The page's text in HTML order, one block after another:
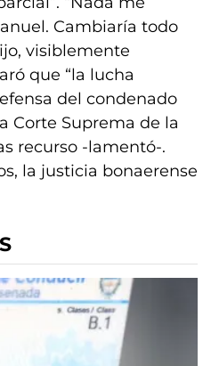
Cambiaría todo
visiblemente
que “la lucha
del condenado
Corte Suprema de la
recurso -lamentó-.
la justicia bonaerense